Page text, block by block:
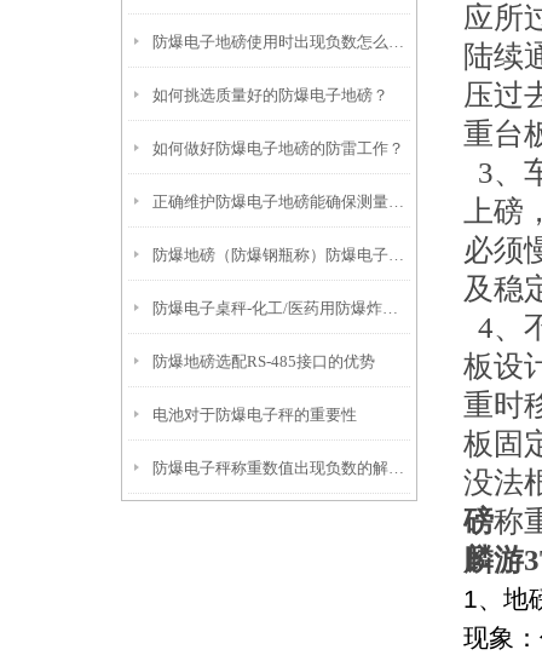
防爆电子地磅使用时出现负数怎么解决？
如何挑选质量好的防爆电子地磅？
如何做好防爆电子地磅的防雷工作？
正确维护防爆电子地磅能确保测量结果的准确性
防爆地磅（防爆钢瓶称）防爆电子桌秤无法去皮的解决方法
防爆电子桌秤-化工/医药用防爆炸电子称产品推荐
防爆地磅选配RS-485接口的优势
电池对于防爆电子秤的重要性
防爆电子秤称重数值出现负数的解决方法
应所
陆续
压过
重台
3、
上
必须
及稳
4、
板设
重时
板固
没法
磅称
麟游
1、地
现象